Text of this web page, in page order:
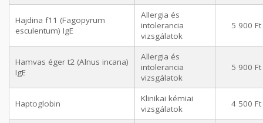
Hajdina f11 (Fagopyrum
esculentum) IgE
Allergia és
intolerancia
vizsgálatok
5 900 Ft
Hamvas éger t2 (Alnus incana)
IgE
Allergia és
intolerancia
vizsgálatok
5 900 Ft
Haptoglobin
Klinikai kémiai
vizsgálatok
4 500 Ft